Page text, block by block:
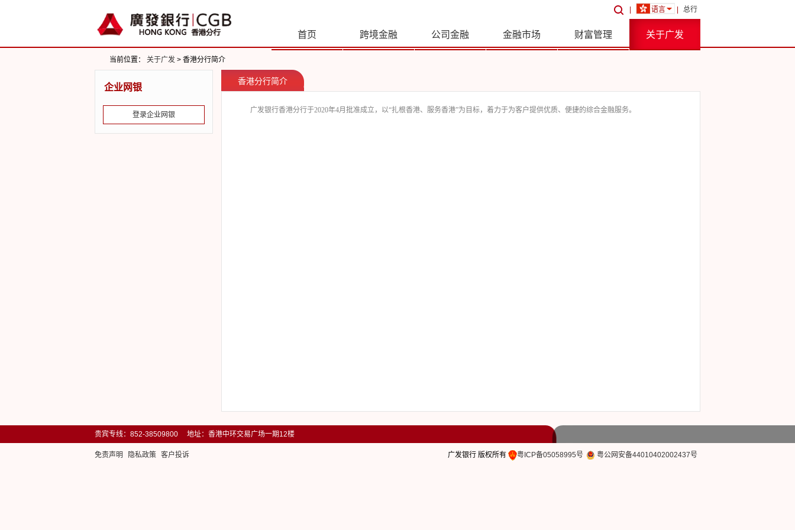
语言 总行
首页 跨境金融 公司金融 金融市场 财富管理 关于广发
当前位置： 关于广发 > 香港分行简介
企业网银
登录企业网银
香港分行简介
广发银行香港分行于2020年4月批准成立，以“扎根香港、服务香港”为目标，着力于为客户提供优质、便捷的综合金融服务。
贵宾专线：852-38509800 地址：香港中环交易广场一期12楼
免责声明 隐私政策 客户投诉 粤公网安备44010402002437号
广发银行 版权所有 粤ICP备05058995号